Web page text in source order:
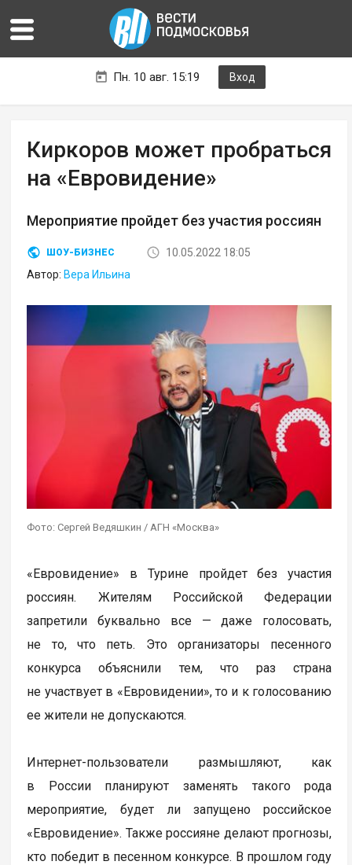
Пн. 10 авг. 15:19 Вход
Киркоров может пробраться
на «Евровидение»
Мероприятие пройдет без участия россиян
ШОУ-БИЗНЕС
10.05.2022 18:05
Автор: Вера Ильина
Фото: Сергей Ведяшкин / АГН «Москва»
«Евровидение» в Турине пройдет без участия
россиян. Жителям Российской Федерации
запретили буквально все — даже голосовать,
не то, что петь. Это организаторы песенного
конкурса объяснили тем, что раз страна
не участвует в «Евровидении», то и к голосованию
ее жители не допускаются.
Интернет-пользователи размышляют, как
в России планируют заменять такого рода
мероприятие, будет ли запущено российское
«Евровидение». Также россияне делают прогнозы,
кто победит в песенном конкурсе. В прошлом году